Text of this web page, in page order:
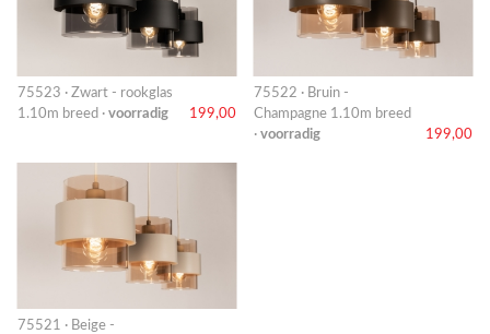
75523 · Zwart - rookglas
1.10m breed · voorradig 199,00
75522 · Bruin -
Champagne 1.10m breed
· voorradig 199,00
75521 · Beige -